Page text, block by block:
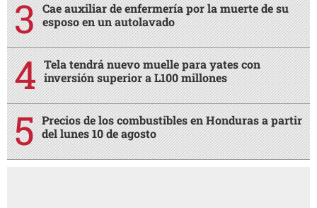
Cae auxiliar de enfermería por la muerte de su
esposo en un autolavado
Tela tendrá nuevo muelle para yates con
inversión superior a L100 millones
Precios de los combustibles en Honduras a partir
del lunes 10 de agosto